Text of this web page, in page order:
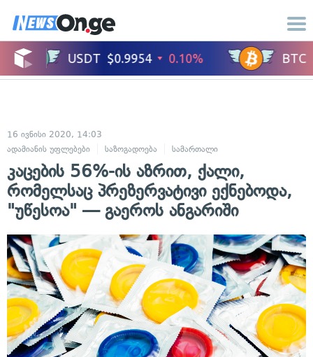
16 ივნისი 2020, 14:03
ადამიანის უფლებები
საზოგადოება სამართალი
კაცების 56%-ის აზრით, ქალი,
რომელსაც პრეზერვატივი ექნებოდა,
"უწესოა" — გაეროს ანგარიში